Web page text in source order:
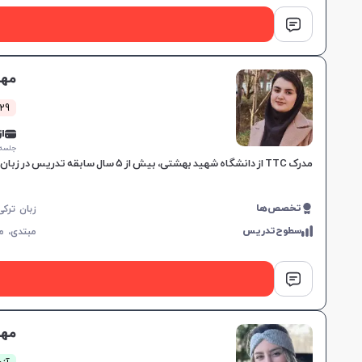
29 کلاس موفق
از
جلسه ۱
مدرک TTC از دانشگاه شهید بهشتی، بیش از ۵ سال سابقه تدریس در زبان و ادبیات ترکی، مهارت در تألیف کتاب‌های آموزشی، تدریس کلاس‌های آمادگی TÖMER را با هدف موفقیت در آزمون فراهم می‌کند.
تخصص‌ها
سطوح‌تدریس مبتدی،